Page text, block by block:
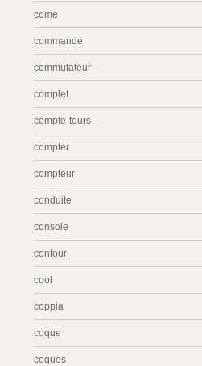
come
commande
commutateur
complet
compte-tours
compter
compteur
conduite
console
contour
cool
coppia
coque
coques